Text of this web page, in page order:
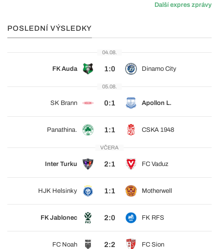
Další expres zprávy
POSLEDNÍ VÝSLEDKY
04.08.
FK Auda 1:0 Dinamo City
05.08.
SK Brann 0:1 Apollon L.
Panathina. 1:1 CSKA 1948
VČERA
Inter Turku 2:1 FC Vaduz
HJK Helsinky 1:1 Motherwell
FK Jablonec 2:0 FK RFS
FC Noah 2:2 FC Sion